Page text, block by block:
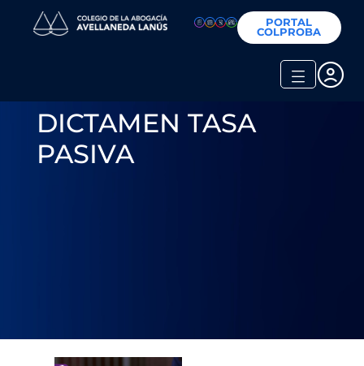
PORTAL
COLPROBA
DICTAMEN TASA
PASIVA